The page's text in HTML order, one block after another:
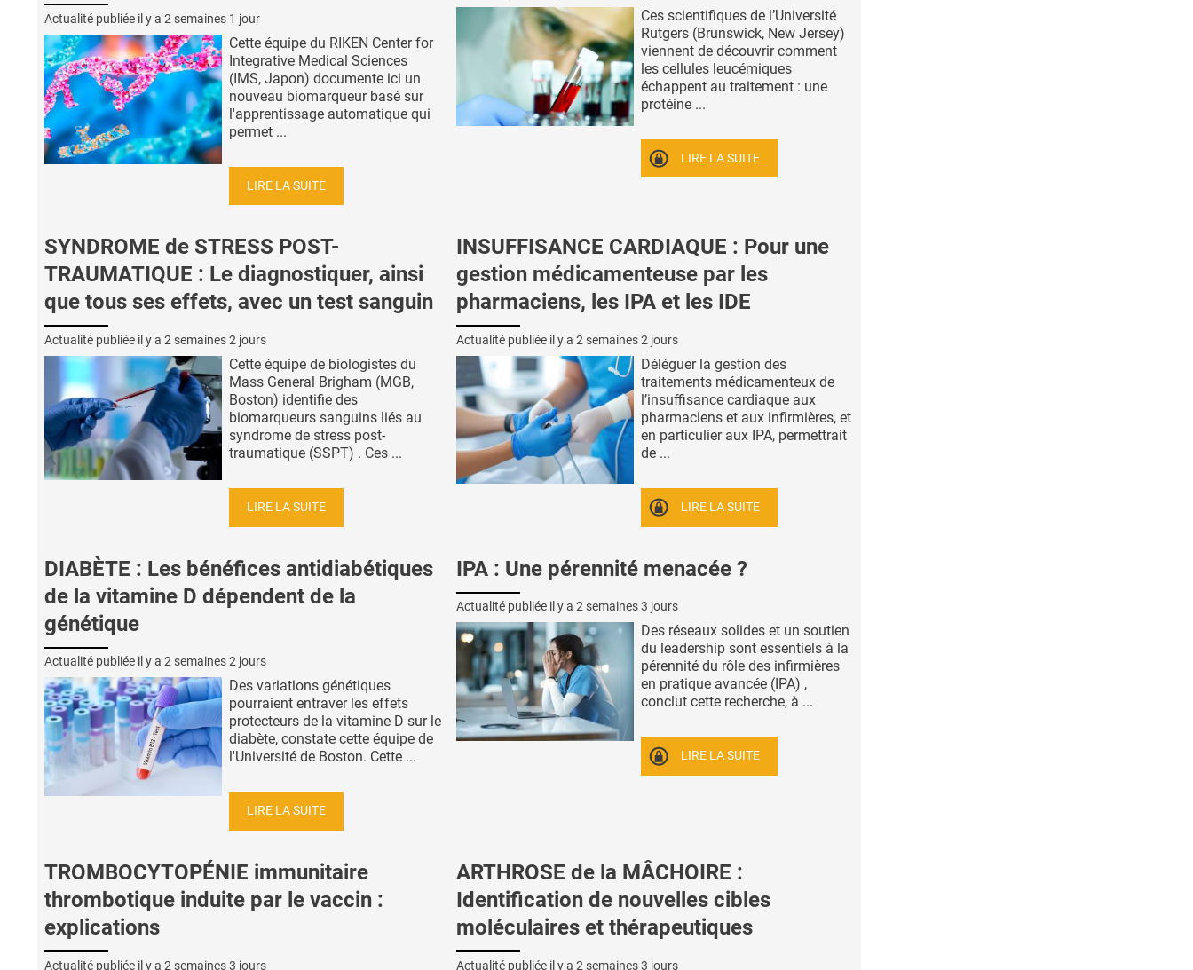
Actualité publiée il y a 2 semaines 1 jour
Cette équipe du RIKEN Center for
Integrative Medical Sciences
(IMS, Japon) documente ici un
nouveau biomarqueur basé sur
l'apprentissage automatique qui
permet ...
LIRE LA SUITE
Ces scientifiques de l’Université
Rutgers (Brunswick, New Jersey)
viennent de découvrir comment
les cellules leucémiques
échappent au traitement : une
protéine ...
LIRE LA SUITE
SYNDROME de STRESS POST-
TRAUMATIQUE : Le diagnostiquer, ainsi
que tous ses effets, avec un test sanguin
Actualité publiée il y a 2 semaines 2 jours
Cette équipe de biologistes du
Mass General Brigham (MGB,
Boston) identifie des
biomarqueurs sanguins liés au
syndrome de stress post-
traumatique (SSPT) . Ces ...
LIRE LA SUITE
INSUFFISANCE CARDIAQUE : Pour une
gestion médicamenteuse par les
pharmaciens, les IPA et les IDE
Actualité publiée il y a 2 semaines 2 jours
Déléguer la gestion des
traitements médicamenteux de
l’insuffisance cardiaque aux
pharmaciens et aux infirmières, et
en particulier aux IPA, permettrait
de ...
LIRE LA SUITE
DIABÈTE : Les bénéfices antidiabétiques
de la vitamine D dépendent de la
génétique
Actualité publiée il y a 2 semaines 2 jours
Des variations génétiques
pourraient entraver les effets
protecteurs de la vitamine D sur le
diabète, constate cette équipe de
l'Université de Boston. Cette ...
LIRE LA SUITE
IPA : Une pérennité menacée ?
Actualité publiée il y a 2 semaines 3 jours
Des réseaux solides et un soutien
du leadership sont essentiels à la
pérennité du rôle des infirmières
en pratique avancée (IPA) ,
conclut cette recherche, à ...
LIRE LA SUITE
TROMBOCYTOPÉNIE immunitaire
thrombotique induite par le vaccin :
explications
Actualité publiée il y a 2 semaines 3 jours
ARTHROSE de la MÂCHOIRE :
Identification de nouvelles cibles
moléculaires et thérapeutiques
Actualité publiée il y a 2 semaines 3 jours